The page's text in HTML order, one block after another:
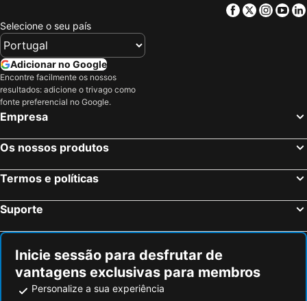
Facebook
Twitter
Selecione o seu país
Adicionar no Google
Encontre facilmente os nossos
resultados: adicione o trivago como
fonte preferencial no Google.
Empresa
Os nossos produtos
Termos e políticas
Suporte
Inicie sessão para desfrutar de
vantagens exclusivas para membros
Personalize a sua experiência